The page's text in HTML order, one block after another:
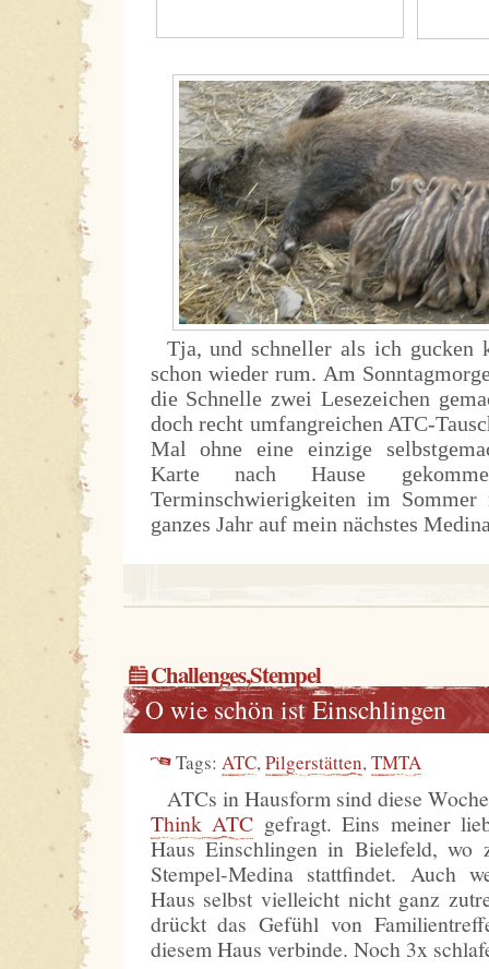
Tja, und schneller als ich gucken
schon wieder rum. Am
die Schnelle zwei Lesezeichen
doch recht umfangreichen ATC-
Mal ohne eine einzige
Karte nach Hause
Terminschwierigkeiten im
ganzes Jahr auf mein nächstes
Challenges,Stempel
O wie schön ist Einschlingen
Tags: ATC, Pilgerstätten, TMTA
ATCs in Hausform sind diese
Think ATC gefragt. Eins meiner
Haus Einschlingen in Bielefeld, wo
Stempel-Medina stattfindet. Auch
Haus selbst vielleicht nicht ganz
drückt das Gefühl von
diesem Haus verbinde. Noch 3x